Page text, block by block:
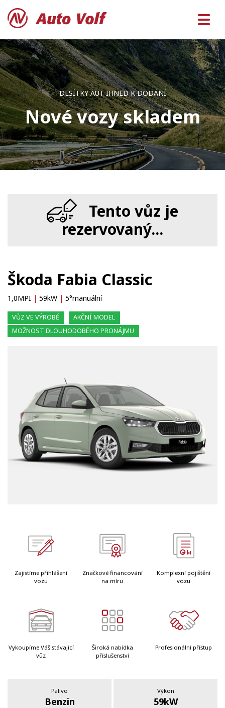
DESÍTKY AUT IHNED K DODÁNÍ
Nové vozy skladem
Tento vůz je
rezervovaný...
Škoda Fabia Classic
1,0MPI | 59kW | 5°manuální
VŮZ VE VÝROBĚ
AKČNÍ MODEL
MOŽNOST DLOUHODOBÉHO PRONÁJMU
Zajistíme přihlášení
vozu
Značkové financování
na míru
Komplexní pojištění
vozu
Vykoupíme Váš stávající
vůz
Široká nabídka
příslušenství
Profesionální přístup
Palivo
Benzin
Výkon
59kW